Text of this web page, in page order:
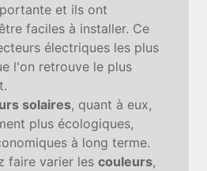
et ils ont
faciles à installer. Ce
électriques les plus
l'on retrouve le plus
solaires, quant à eux,
plus écologiques,
à long terme.
faire varier lescouleurs,